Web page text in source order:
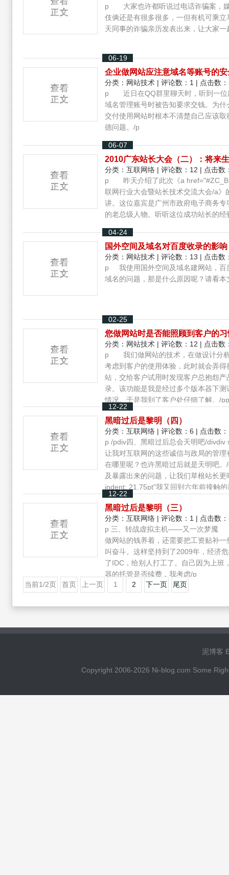
p 大家也许都听说过电话诈骗案，媒
伎俩还是有很多很多，一但有机可乘
天同事的诈骗亲历发表出来，让大
06-19
企业做网站应注意域名等账号的安
分类： 网站技术 | 评论数：1 | 点击数
p 近日在QQ群里聊天时，听到一位
域名管理账号时被告知要求交钱。为
交付使用网站时根本不清楚自己应该
德问题。/p
06-07
2010广东站长大会（二）：将来
分类： 互联网络 | 评论数：12 | 点击数
p 昨天介绍了此次《a
联网行业大会暨站长技术交流大会/a
讲。这位嘉宾是广州市政府电子商务
的老总级人物。听听这位成功站长的经
04-24
国外空间及域名对百度收录的影响
分类： 网站技术 | 评论数：13 | 点击数
p 我使用国外空间及域名建网站，百
域名的问题，那是什么原因呢？请看
02-25
您做网站时是否能照顾到客户的
分类： 网站技术 | 评论数：12 | 点击数
p 我们做网站的技术，在做设计分析
考虑到客户的使用体验，此时就会弄
站，交给客户试用时发现客户总抱怨
录。该功能是我是经过多个版本器下
情况。于是我到了客户处仔细了解。
该分类，而要展开刚需要点击空白处
没能展开二级目录。/pp.../p
12-22
黑暗过后是黎明（四）
分类： 互联网络 | 评论数：6 | 点击数
p /pdiv四、黑暗过后总会天明吧/
让我对互联网的这些诚信与政局的管
在哪里呢？也许黑暗过后就是天明吧
及暴露出来的问题，让我们草根站长
indent: 21.75pt"我又回到六年前接触
让我重燃了再次自己做一个空间服务
www.astop.net.cn/divp.../p
12-22
黑暗过后是黎明（三）
分类： 互联网络 | 评论数：1 | 点击数
p 三、转战虚拟主机——又一次梦魇
做网站的钱养着，还需要把工资贴补
叫奋斗。这样坚持到了2009年，经济
了IDC，给别人打工了。自己因为上班
器的托管是否续费，我考虑/p
当前1/2页
首页 上一页 1 2 下一页 尾页
泥博客
Copyright 2006-2026 Ni-blog.com Some